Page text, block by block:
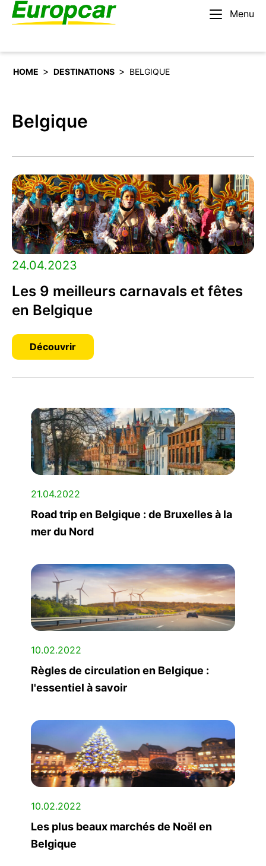
Menu
Français – BE
HOME > DESTINATIONS > BELGIQUE
Belgique
24.04.2023
Les 9 meilleurs carnavals et fêtes
en Belgique
Découvrir
21.04.2022
Road trip en Belgique : de Bruxelles à la
mer du Nord
10.02.2022
Règles de circulation en Belgique :
l'essentiel à savoir
10.02.2022
Les plus beaux marchés de Noël en
Belgique